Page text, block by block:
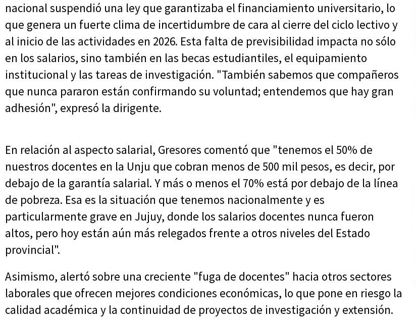
nacional suspendió una ley que garantizaba el financiamiento universitario, lo
que genera un fuerte clima de incertidumbre de cara al cierre del ciclo lectivo y
al inicio de las actividades en 2026. Esta falta de previsibilidad impacta no sólo
en los salarios, sino también en las becas estudiantiles, el equipamiento
institucional y las tareas de investigación. "También sabemos que compañeros
que nunca pararon están confirmando su voluntad; entendemos que hay gran
adhesión", expresó la dirigente.
En relación al aspecto salarial, Gresores comentó que "tenemos el 50% de
nuestros docentes en la Unju que cobran menos de 500 mil pesos, es decir, por
debajo de la garantía salarial. Y más o menos el 70% está por debajo de la línea
de pobreza. Esa es la situación que tenemos nacionalmente y es
particularmente grave en Jujuy, donde los salarios docentes nunca fueron
altos, pero hoy están aún más relegados frente a otros niveles del Estado
provincial".
Asimismo, alertó sobre una creciente "fuga de docentes" hacia otros sectores
laborales que ofrecen mejores condiciones económicas, lo que pone en riesgo la
calidad académica y la continuidad de proyectos de investigación y extensión.